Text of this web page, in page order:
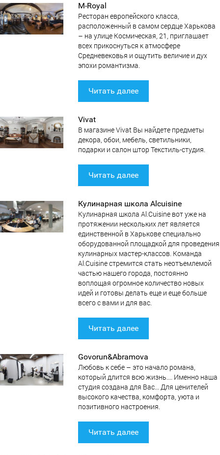
M-Royal
Ресторан европейского класса,
расположенный в самом сердце Харькова
– на улице Космическая, 21, приглашает
всех прикоснуться к атмосфере
Средневековья и ощутить величие и дух
эпохи романтизма.
Читать далее
Vivat
В магазине Vivat Вы найдете предметы
декора, обои, мебель, светильники,
подарки и салон штор Текстиль-студия.
Читать далее
Кулинарная школа Alcuisine
Кулинарная школа Al.Cuisine вот уже на
протяжении нескольких лет является
единственной в Харькове специально
оборудованной площадкой для проведения
кулинарных мастер-классов. Команда
Al.Cuisine стремится стать неотъемлемой
частью нашего города, постоянно
воплощая огромное количество новых
идей и готовы делать еще и еще больше
всего с вами и для вас.
Читать далее
Govorun&Abramova
Любовь к себе – это начало романа,
который длится всю жизнь.... Именно наша
студия создана для Вас... Для ценителей
высокого качества, комфорта, уюта и
позитивного настроения.
Читать далее